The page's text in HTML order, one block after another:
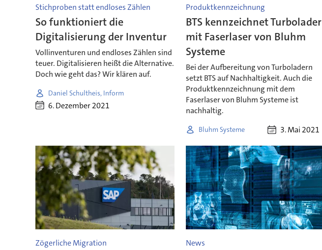
Stichproben statt endloses Zählen
So funktioniert die
Digitalisierung der Inventur
Vollinventuren und endloses Zählen sind
teuer. Digitalisieren heißt die Alternative.
Doch wie geht das? Wir klären auf.
Daniel Schultheis, Inform
6. Dezember 2021
Produktkennzeichnung
BTS kennzeichnet Turbolader
mit Faserlaser von Bluhm
Systeme
Bei der Aufbereitung von Turboladern
setzt BTS auf Nachhaltigkeit. Auch die
Produktkennzeichnung mit dem
Faserlaser von Bluhm Systeme ist
nachhaltig.
Bluhm Systeme 3. Mai 2021
Zögerliche Migration News